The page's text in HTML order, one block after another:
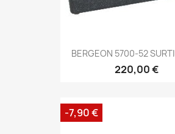
BERGEON 5700-52
220,00 €
-7,90 €